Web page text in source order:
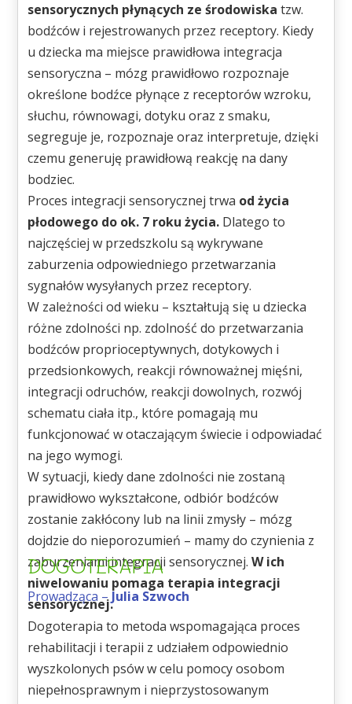
sensorycznych płynących ze środowiska tzw.
bodźców i rejestrowanych przez receptory. Kiedy
u dziecka ma miejsce prawidłowa integracja
sensoryczna – mózg prawidłowo rozpoznaje
określone bodźce płynące z receptorów wzroku,
słuchu, równowagi, dotyku oraz z smaku,
segreguje je, rozpoznaje oraz interpretuje, dzięki
czemu generuję prawidłową reakcję na dany
bodziec.
Proces integracji sensorycznej trwa od życia
płodowego do ok. 7 roku życia. Dlatego to
najczęściej w przedszkolu są wykrywane
zaburzenia odpowiedniego przetwarzania
sygnałów wysyłanych przez receptory.
W zależności od wieku – kształtują się u dziecka
różne zdolności np. zdolność do przetwarzania
bodźców proprioceptywnych, dotykowych i
przedsionkowych, reakcji równoważnej mięśni,
integracji odruchów, reakcji dowolnych, rozwój
schematu ciała itp., które pomagają mu
funkcjonować w otaczającym świecie i odpowiadać
na jego wymogi.
W sytuacji, kiedy dane zdolności nie zostaną
prawidłowo wykształcone, odbiór bodźców
zostanie zakłócony lub na linii zmysły – mózg
dojdzie do nieporozumień – mamy do czynienia z
zaburzeniami integracji sensorycznej.W ich
niwelowaniu pomaga terapia integracji
sensorycznej.
DOGOTERAPIA
Prowadząca –Julia Szwoch
Dogoterapia to metoda wspomagająca proces
rehabilitacji i terapii z udziałem odpowiednio
wyszkolonych psów w celu pomocy osobom
niepełnosprawnym i nieprzystosowanym